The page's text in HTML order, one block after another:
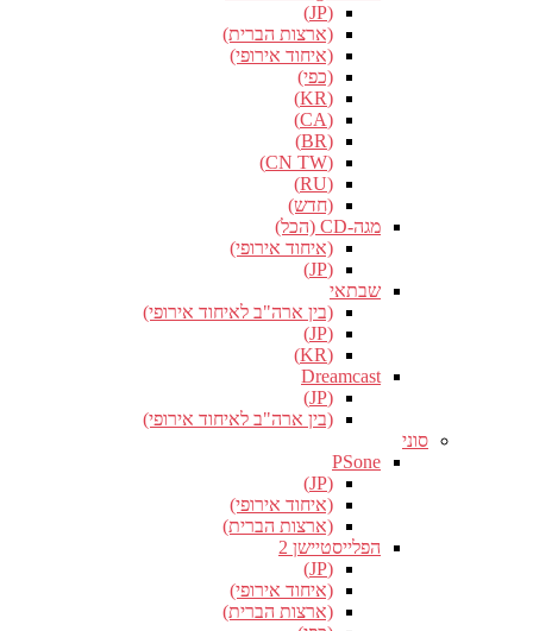
(JP)
(ארצות הברית)
(איחוד אירופי)
(כפי)
(KR)
(CA)
(BR)
(CN TW)
(RU)
(חדש)
מגה-CD (הכל)
(איחוד אירופי)
(JP)
שבתאי
(בין ארה"ב לאיחוד אירופי)
(JP)
(KR)
Dreamcast
(JP)
(בין ארה"ב לאיחוד אירופי)
סוני
PSone
(JP)
(איחוד אירופי)
(ארצות הברית)
הפלייסטיישן 2
(JP)
(איחוד אירופי)
(ארצות הברית)